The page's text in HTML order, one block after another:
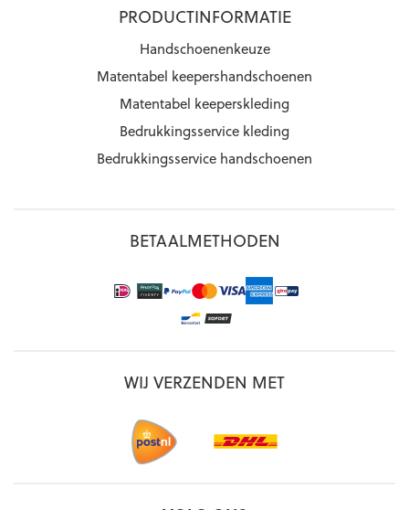
PRODUCTINFORMATIE
Handschoenenkeuze
Matentabel keepershandschoenen
Matentabel keeperskleding
Bedrukkingsservice kleding
Bedrukkingsservice handschoenen
BETAALMETHODEN
WIJ VERZENDEN MET